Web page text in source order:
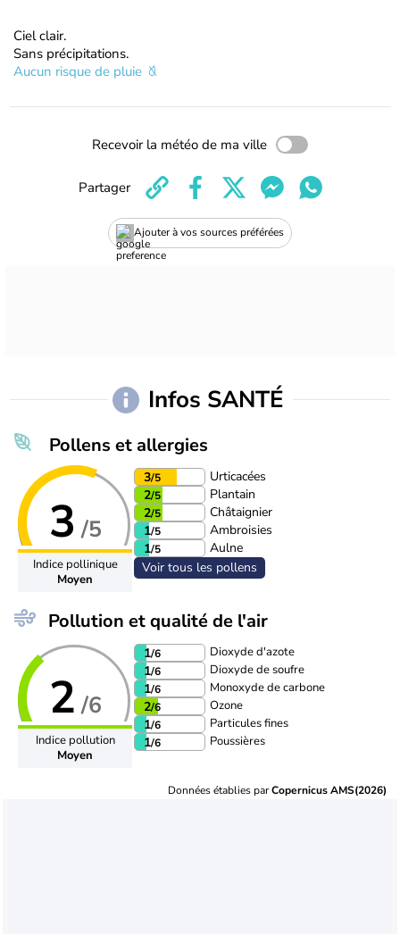
Ciel clair.
Sans précipitations.
Aucun risque de pluie
Recevoir la météo de ma ville
Ajouter à vos sources préférées
Partager
Infos SANTÉ
Pollens et allergies
3 /5
Indice pollinique
Moyen
3/5
Urticacées
2/5
Plantain
2/5
Châtaignier
1/5
Ambroisies
1/5
Aulne
Voir tous les pollens
Pollution et qualité de l'air
2 /6
Indice pollution
Moyen
1/6 Dioxyde d'azote
1/6 Dioxyde de soufre
1/6 Monoxyde de carbone
2/6 Ozone
1/6 Particules fines
1/6 Poussières
Données établies parCopernicus AMS(2026)